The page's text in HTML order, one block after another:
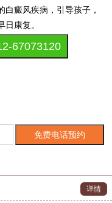
癜风疾病，引导孩子，
日康复。
67073120
详情